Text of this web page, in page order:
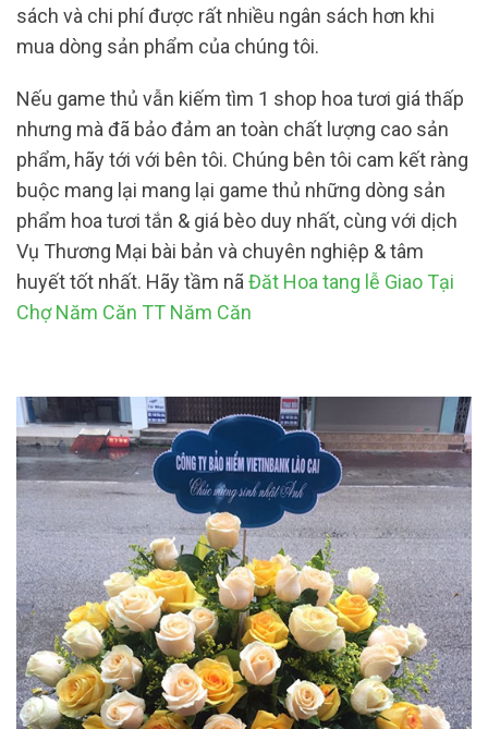
sách và chi phí được rất nhiều ngân sách hơn khi
mua dòng sản phẩm của chúng tôi.
Nếu game thủ vẫn kiếm tìm 1 shop hoa tươi giá thấp
nhưng mà đã bảo đảm an toàn chất lượng cao sản
phẩm, hãy tới với bên tôi. Chúng bên tôi cam kết ràng
buộc mang lại mang lại game thủ những dòng sản
phẩm hoa tươi tắn & giá bèo duy nhất, cùng với dịch
Vụ Thương Mại bài bản và chuyên nghiệp & tâm
huyết tốt nhất. Hãy tầm nã Đăt Hoa tang lễ Giao Tại
Chợ Năm Căn TT Năm Căn